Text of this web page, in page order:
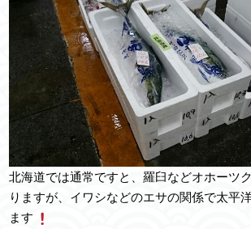
北海道では通常ですと、羅臼などオホーツ
りますが、イワシなどのエサの関係で太平
ます